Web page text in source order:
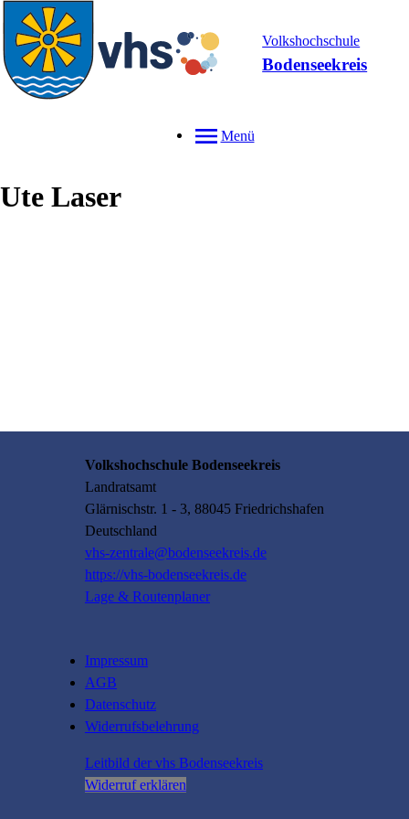
Volkshochschule
Bodenseekreis
Menü
Ute Laser
Volkshochschule Bodenseekreis
Landratsamt
Glärnischstr. 1 - 3, 88045 Friedrichshafen
Deutschland
vhs-zentrale@bodenseekreis.de
https://vhs-bodenseekreis.de
Lage & Routenplaner
Impressum
AGB
Datenschutz
Widerrufsbelehrung
Leitbild der vhs Bodenseekreis
Widerruf erklären